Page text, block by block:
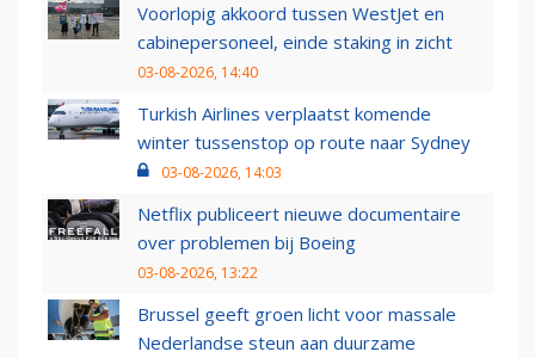
Voorlopig akkoord tussen WestJet en
cabinepersoneel, einde staking in zicht
03-08-2026, 14:40
Turkish Airlines verplaatst komende
winter tussenstop op route naar Sydney
03-08-2026, 14:03
Netflix publiceert nieuwe documentaire
over problemen bij Boeing
03-08-2026, 13:22
Brussel geeft groen licht voor massale
Nederlandse steun aan duurzame